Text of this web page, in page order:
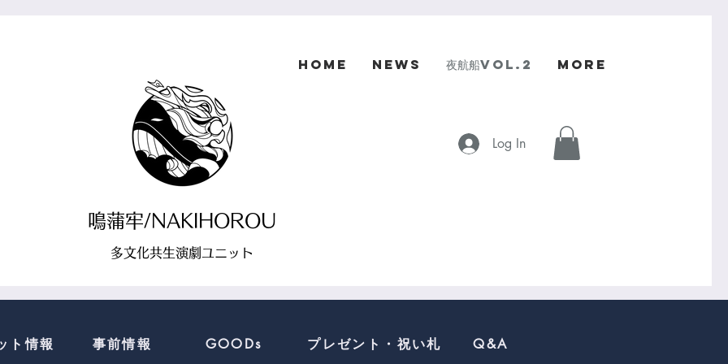
HOME NEWS 夜航船Vol.2 More
鳴蒲牢/NAKIHOROU
多文化共生演劇ユニット
Log In
ト情報 事前情報 GOODs プレゼント・祝い札 Q&A